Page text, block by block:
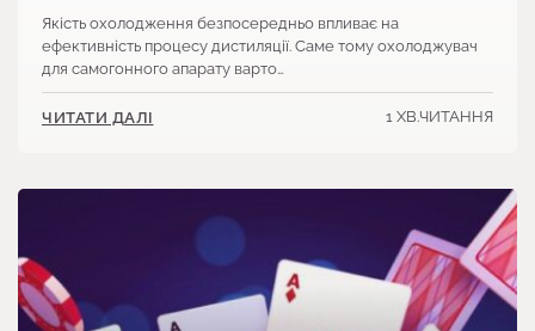
Якість охолодження безпосередньо впливає на
ефективність процесу дистиляції. Саме тому охолоджувач
для самогонного апарату варто…
ЧИТАТИ ДАЛІ 1 ХВ.ЧИТАННЯ